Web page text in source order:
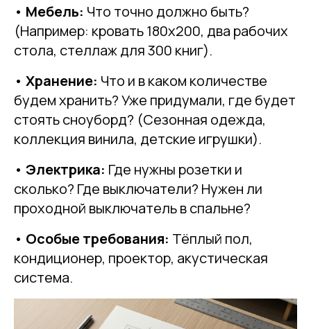
• Мебель: Что точно должно быть?
(Например: кровать 180х200, два рабочих
стола, стеллаж для 300 книг).
• Хранение: Что и в каком количестве
будем хранить? Уже придумали, где будет
стоять сноуборд? (Сезонная одежда,
коллекция винила, детские игрушки).
• Электрика: Где нужны розетки и
сколько? Где выключатели? Нужен ли
проходной выключатель в спальне?
• Особые требования: Тёплый пол,
кондиционер, проектор, акустическая
система.